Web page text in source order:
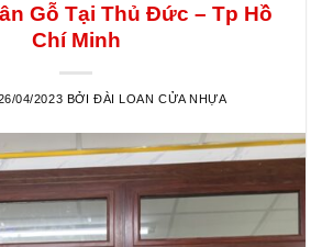
Gỗ Tại Thủ Đức – Tp Hồ
Chí Minh
04/2023 BỞI ĐÀI LOAN CỬA NHỰA